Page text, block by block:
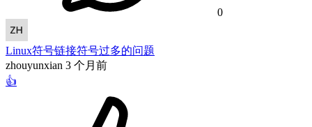
0
Linux符号链接符号过多的问题
zhouyunxian 3 个月前
👍